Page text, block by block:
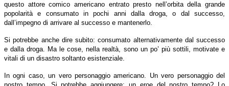
questo attore comico americano entrato presto nell’orbita della grande
popolarità e consumato in pochi anni dalla droga, o dal successo,
dall’impegno di arrivare al successo e mantenerlo.
Si potrebbe anche dire subito: consumato alternativamente dal successo
e dalla droga. Ma le cose, nella realtà, sono un po’ più sottili, motivate e
vitali di un disastro soltanto esistenziale.
In ogni caso, un vero personaggio americano. Un vero personaggio del